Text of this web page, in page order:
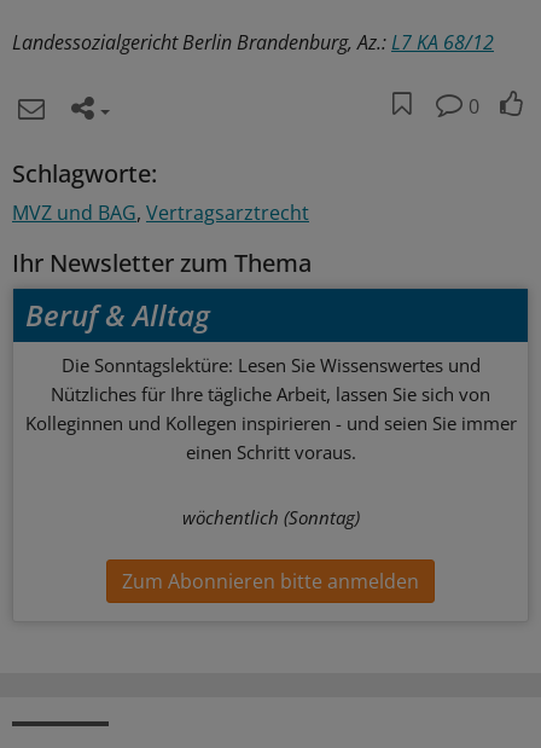
Landessozialgericht Berlin Brandenburg, Az.:L7 KA 68/12
0
Schlagworte:
MVZ und BAG Vertragsarztrecht
Ihr Newsletter zum Thema
Beruf & Alltag
Die Sonntagslektüre: Lesen Sie Wissenswertes und
Nützliches für Ihre tägliche Arbeit, lassen Sie sich von
Kolleginnen und Kollegen inspirieren - und seien Sie immer
einen Schritt voraus.
wöchentlich (Sonntag)
Zum Abonnieren bitte anmelden